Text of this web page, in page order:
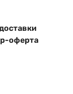
оферта